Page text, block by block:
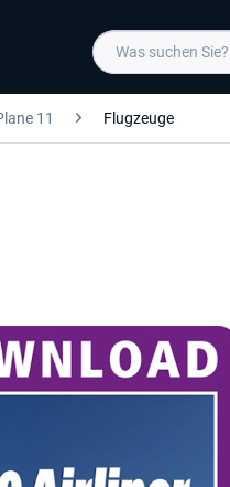
11 Flugzeuge